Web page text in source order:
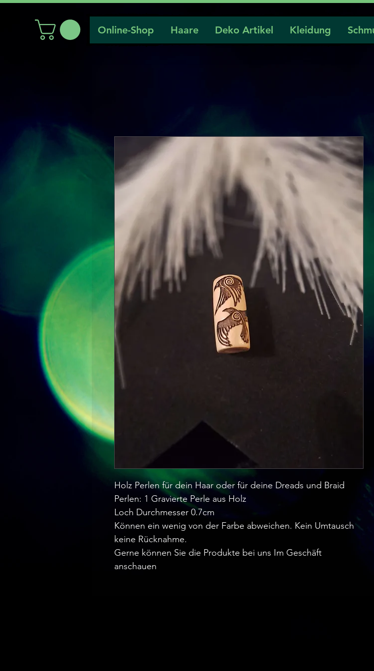
Online-Shop Haare Deko Artikel Kleidung
Holz Perlen für dein Haar oder für deine Dreads und Braid
Perlen: 1 Gravierte Perle aus Holz
Loch Durchmesser 0.7cm
Können ein wenig von der Farbe abweichen. Kein Umtausch
keine Rücknahme.
Gerne können Sie die Produkte bei uns Im Geschäft
anschauen